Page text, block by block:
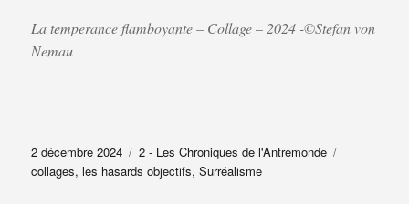
La temperance flamboyante – Collage – 2024 -©Stefan von
Nemau
Publié
le
2 décembre 2024 Catégories
2 - Les Chroniques de l'Antremonde
collages,les hasards objectifs,Surréalisme